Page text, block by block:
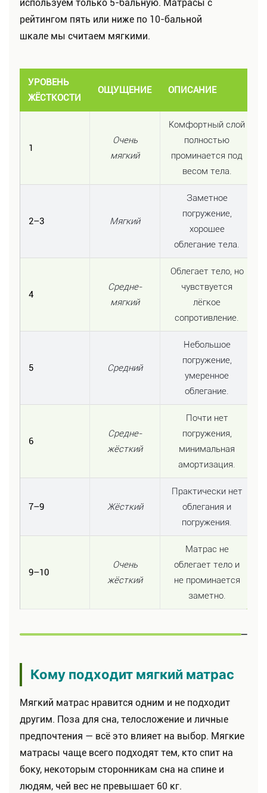
используем только 5-бальную. Матрасы с
рейтингом пять или ниже по 10-бальной
шкале мы считаем мягкими.
УРОВЕНЬ
ЖЁСТКОСТИ
ОЩУЩЕНИЕ ОПИСАНИЕ
1
Очень
мягкий
Комфортный слой
полностью
проминается под
весом тела.
2–3 Мягкий
Заметное
погружение,
хорошее
облегание тела.
4
Средне-
мягкий
Облегает тело, но
чувствуется
лёгкое
сопротивление.
5 Средний
Небольшое
погружение,
умеренное
облегание.
6
Средне-
жёсткий
Почти нет
погружения,
минимальная
амортизация.
7–9 Жёсткий
Практически нет
облегания и
погружения.
9–10
Очень
жёсткий
Матрас не
облегает тело и
не проминается
заметно.
Кому подходит мягкий матрас
Мягкий матрас нравится одним и не подходит
другим. Поза для сна, телосложение и личные
предпочтения — всё это влияет на выбор. Мягкие
матрасы чаще всего подходят тем, кто спит на
боку, некоторым сторонникам сна на спине и
людям, чей вес не превышает 60 кг.